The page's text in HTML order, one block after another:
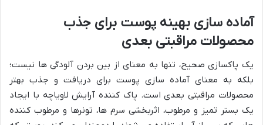
آماده سازی بهینه پوست برای جذب
محصولات مراقبتی بعدی
یک پاکسازی صحیح، تنها به معنای از بین بردن آلودگی ها نیست؛
بلکه به معنای آماده سازی پوست برای دریافت و جذب بهتر
محصولات مراقبتی بعدی است. پاک کننده آرایش لاویاچه با ایجاد
یک بستر تمیز و مرطوب، اثربخشی سرم ها، تونرها و مرطوب کننده